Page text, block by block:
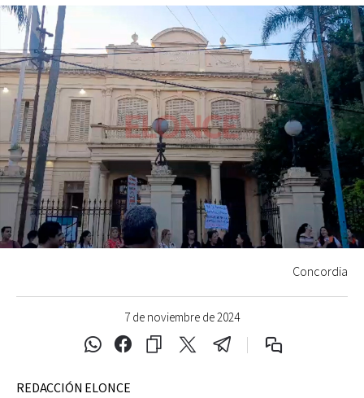
7 de noviembre de 2024
Concordia
REDACCIÓN ELONCE